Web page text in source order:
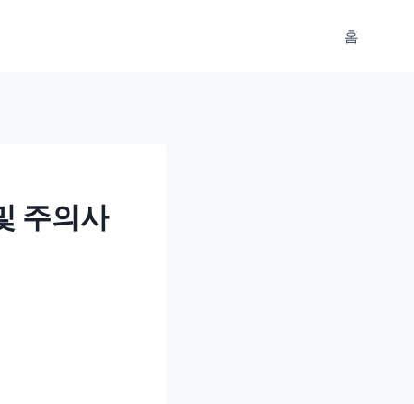
홈
주의사